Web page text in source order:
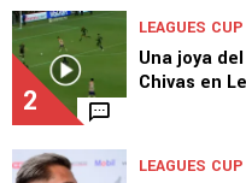
2
LEAGUES CUP
Una joya
Chivas en
LEAGUES CUP